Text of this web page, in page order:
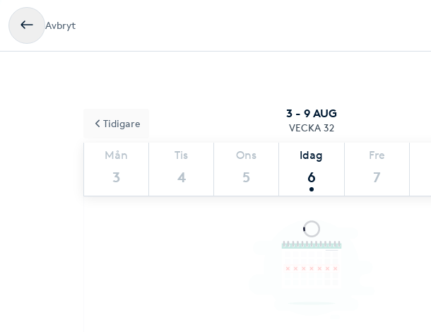
Avbryt
3 - 9 AUG
VECKA 32
Mån
3
Tis
4
Ons
5
Idag
6
Fre
7
Tidigare